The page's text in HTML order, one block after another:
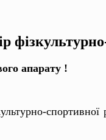
апарату !
спортивної